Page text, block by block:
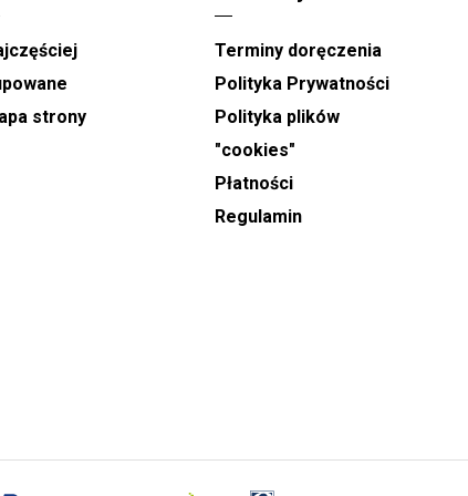
są w godzinach od 9:00 do 21:00.
zamówienia można wskazać
dostawy oraz wybrać orientacyjny,
przedział czasowy, w którym kwiaty
Dzień Babci, Walentynki, Dzień
strony
Terminy doręczenia
Polityka Prywatności
Polityka plików
"cookies"
Płatności
Regulamin